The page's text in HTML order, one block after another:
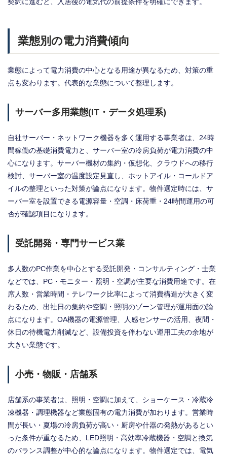
契約に進むと、入居後の電気代の前提条件を明確にできます。
業態別の電力消費傾向
業態によって電力消費の中心となる用途が異なるため、対策の重
点も変わります。代表的な業態について整理します。
サーバー多用業態(IT・データ処理系)
自社サーバー・ネットワーク機器を多く運用する事業者は、24時
間稼働の基礎消費電力と、サーバー室の冷房負荷が電力消費の中
心になります。サーバー機材の集約・仮想化、クラウドへの移行
検討、サーバー室の温度設定見直し、ホットアイル・コールドア
イルの整理といった対策が論点になります。物件選定時には、サ
ーバー室を設置できる電源容量・空調・床荷重・24時間運用の可
否が確認項目になります。
受託開発・専門サービス業
多人数のPC作業を中心とする受託開発・コンサルティング・士業
などでは、PC・モニター・照明・空調が主要な消費用途です。在
席人数・営業時間・テレワーク比率によって消費構造が大きく変
わるため、出社日の集約や空調・照明のゾーン管理が運用面の論
点になります。OA機器の電源管理、人感センサーの活用、夜間・
休日の待機電力削減など、設備投資を伴わない運用工夫の余地が
大きい業態です。
小売・物販・店舗系
店舗系の事業者は、照明・空調に加えて、ショーケース・冷蔵冷
凍機器・調理機器など業態固有の電力消費が加わります。営業時
間が長い・夏場の冷房負荷が高い・厨房や什器の発熱があるとい
った条件が重なるため、LED照明・高効率冷蔵機器・空調と換気
のバランス調整が中心的な論点になります。物件選定では、電気